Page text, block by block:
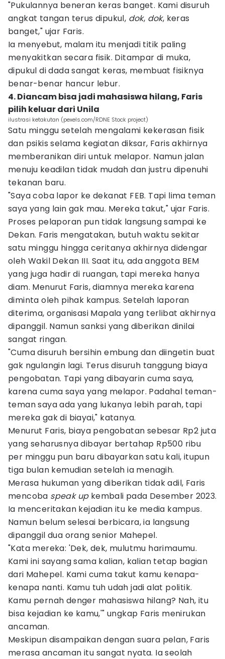
"Pukulannya beneran keras banget. Kami disuruh
angkat tangan terus dipukul, dok, dok, keras
banget," ujar Faris.
Ia menyebut, malam itu menjadi titik paling
menyakitkan secara fisik. Ditampar di muka,
dipukul di dada sangat keras, membuat fisiknya
benar-benar hancur lebur.
4. Diancam bisa jadi mahasiswa hilang, Faris
pilih keluar dari Unila
ilustrasi ketakutan (pexels.com/RDNE Stock project)
Satu minggu setelah mengalami kekerasan fisik
dan psikis selama kegiatan diksar, Faris akhirnya
memberanikan diri untuk melapor. Namun jalan
menuju keadilan tidak mudah dan justru dipenuhi
tekanan baru.
"Saya coba lapor ke dekanat FEB. Tapi lima teman
saya yang lain gak mau. Mereka takut," ujar Faris.
Proses pelaporan pun tidak langsung sampai ke
Dekan. Faris mengatakan, butuh waktu sekitar
satu minggu hingga ceritanya akhirnya didengar
oleh Wakil Dekan III. Saat itu, ada anggota BEM
yang juga hadir di ruangan, tapi mereka hanya
diam. Menurut Faris, diamnya mereka karena
diminta oleh pihak kampus. Setelah laporan
diterima, organisasi Mapala yang terlibat akhirnya
dipanggil. Namun sanksi yang diberikan dinilai
sangat ringan.
"Cuma disuruh bersihin embung dan diingetin buat
gak ngulangin lagi. Terus disuruh tanggung biaya
pengobatan. Tapi yang dibayarin cuma saya,
karena cuma saya yang melapor. Padahal teman-
teman saya ada yang lukanya lebih parah, tapi
mereka gak di biayai," katanya.
Menurut Faris, biaya pengobatan sebesar Rp2 juta
yang seharusnya dibayar bertahap Rp500 ribu
per minggu pun baru dibayarkan satu kali, itupun
tiga bulan kemudian setelah ia menagih.
Merasa hukuman yang diberikan tidak adil, Faris
mencoba speak upkembali pada Desember 2023.
Ia menceritakan kejadian itu ke media kampus.
Namun belum selesai berbicara, ia langsung
dipanggil dua orang senior Mahepel.
"Kata mereka: 'Dek, dek, mulutmu harimaumu.
Kami ini sayang sama kalian, kalian tetap bagian
dari Mahepel. Kami cuma takut kamu kenapa-
kenapa nanti. Kamu tuh udah jadi alat politik.
Kamu pernah denger mahasiswa hilang? Nah, itu
bisa kejadian ke kamu,'" ungkap Faris menirukan
ancaman.
Meskipun disampaikan dengan suara pelan, Faris
merasa ancaman itu sangat nyata. Ia seolah